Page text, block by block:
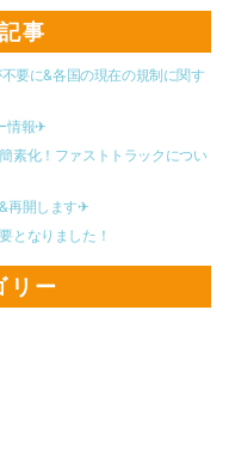
事
要に&各国の現在の規制に関す
情報✈︎
素化！ファストトラックについ
再開します✈︎
となりました！
リー